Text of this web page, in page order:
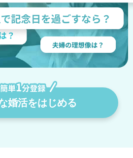
婚活をはじめる